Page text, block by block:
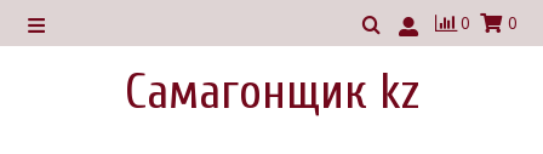
0 0
Самагонщик kz